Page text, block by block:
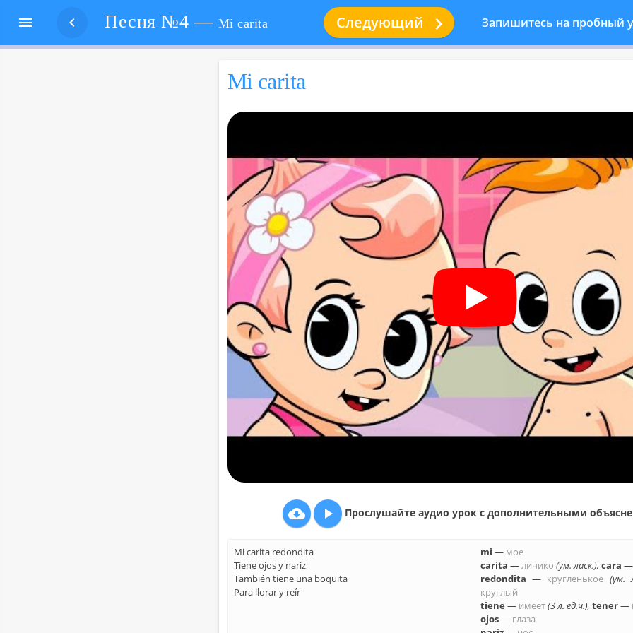
  Песня №4 — Mi carita Следующий  Запишитесь на пробный
Mi carita
  Про­слу­шай­те аудио урок с до­пол­ни­тель­ны­ми
Mi carita redondita
Tiene ojos y nariz
También tiene una boquita
Para llorar y reír
mi — мое
carita —ли­чи­ко (ум. ласк.), cara —
redondita — круг­лень­кое (ум.
круг­лый
tiene — имеет(3 л. ед.ч.), tener—
ojos— глаза